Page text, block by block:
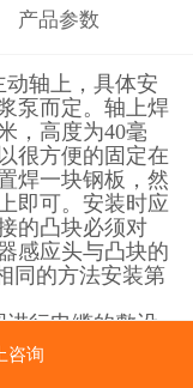
产品参数
轴上，具体安
泵而定。轴上焊
，高度为40毫
很方便的固定在
焊一块钢板，然
即可。安装时应
的凸块必须对
感应头与凸块的
同的方法安装第
进行电缆的敷设
在多处用尼龙扎
咨询